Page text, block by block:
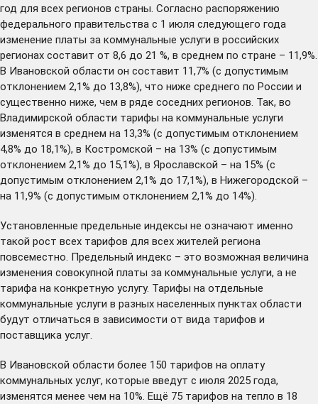
год для всех регионов страны. Согласно распоряжению
федерального правительства с 1 июля следующего года
изменение платы за коммунальные услуги в российских
регионах составит от 8,6 до 21 %, в среднем по стране – 11,9%.
В Ивановской области он составит 11,7% (с допустимым
отклонением 2,1% до 13,8%), что ниже среднего по России и
существенно ниже, чем в ряде соседних регионов. Так, во
Владимирской области тарифы на коммунальные услуги
изменятся в среднем на 13,3% (с допустимым отклонением
4,8% до 18,1%), в Костромской – на 13% (с допустимым
отклонением 2,1% до 15,1%), в Ярославской – на 15% (с
допустимым отклонением 2,1% до 17,1%), в Нижегородской –
на 11,9% (с допустимым отклонением 2,1% до 14%).
Установленные предельные индексы не означают именно
такой рост всех тарифов для всех жителей региона
повсеместно. Предельный индекс – это возможная величина
изменения совокупной платы за коммунальные услуги, а не
тарифа на конкретную услугу. Тарифы на отдельные
коммунальные услуги в разных населенных пунктах области
будут отличаться в зависимости от вида тарифов и
поставщика услуг.
В Ивановской области более 150 тарифов на оплату
коммунальных услуг, которые введут с июля 2025 года,
изменятся менее чем на 10%. Ещё 75 тарифов на тепло в 18